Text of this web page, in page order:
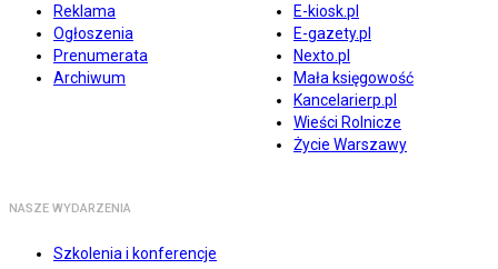
Reklama
Ogłoszenia
Prenumerata
Archiwum
E-kiosk.pl
E-gazety.pl
Nexto.pl
Mała księgowość
Kancelarierp.pl
Wieści Rolnicze
Życie Warszawy
NASZE WYDARZENIA
Szkolenia i konferencje